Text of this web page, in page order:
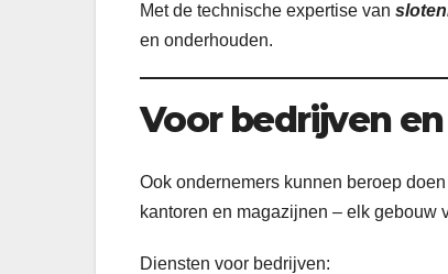
Met de technische expertise van
en onderhouden.
Voor bedrijven
Ook ondernemers kunnen beroep
kantoren en magazijnen – elk gebouw
Diensten voor bedrijven: